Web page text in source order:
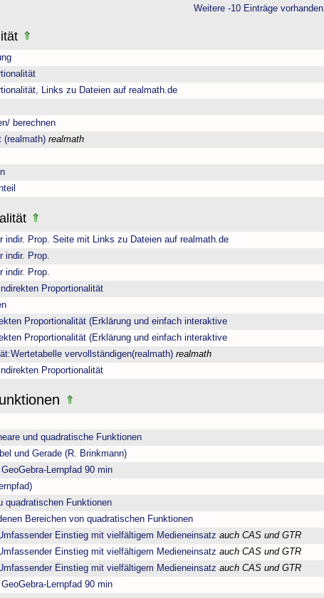
Weitere -10 Einträge vorhanden
Links zu Dateien auf realmath.de
berechnen
(realmath) realmath
indir. Prop. Seite mit Links zu Dateien auf realmath.de
indir. Prop.
indir. Prop.
Proportionalität
Proportionalität (Erklärung und einfach interaktive
Proportionalität (Erklärung und einfach interaktive
vervollständigen(realmath) realmath
Proportionalität
und quadratische Funktionen
und Gerade (R. Brinkmann)
Lernpfad 90 min
quadratischen Funktionen
Bereichen von quadratischen Funktionen
Einstieg mit vielfältigem Medieneinsatz auch CAS und GTR
Einstieg mit vielfältigem Medieneinsatz auch CAS und GTR
Einstieg mit vielfältigem Medieneinsatz auch CAS und GTR
Lernpfad 90 min